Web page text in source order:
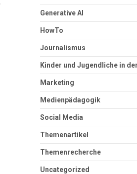
Generative AI
HowTo
Journalismus
Kinder und Jugendliche in
Marketing
Medienpädagogik
Social Media
Themenartikel
Themenrecherche
Uncategorized